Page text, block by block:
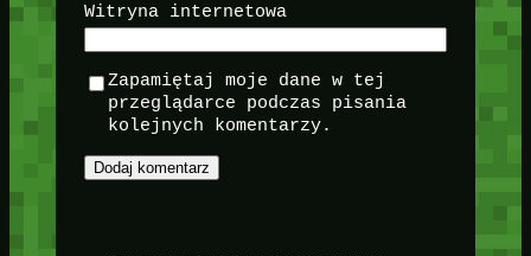
Witryna internetowa
Zapamiętaj moje dane w tej
przeglądarce podczas pisania
kolejnych komentarzy.